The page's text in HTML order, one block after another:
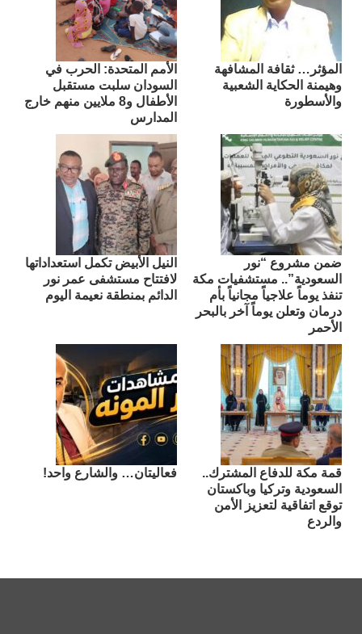
المؤثر… ثقافة المشافهة
وهيمنة الحكاية الشعبية
والأسطورة
الأمم المتحدة: الحرب في
السودان سلبت مستقبل
الأطفال و8 ملايين منهم خارج
المدارس
ضمن مشروع “نور
السعودية”.. مستشفيات مكة
تنفذ يوماً علاجياً مجانياً بأم
درمان وتعلن يوماً آخر بالبحر
الأحمر
النيل الأبيض تكمل استعداداتها
لافتتاح مستشفى عمر نور
الدائم بمنطقة نعيمة اليوم
قمة مكة للدفاع المشترك..
السعودية وتركيا وباكستان
توقع اتفاقية لتعزيز الأمن
والردع
فعاليتان… والشارع واحد!